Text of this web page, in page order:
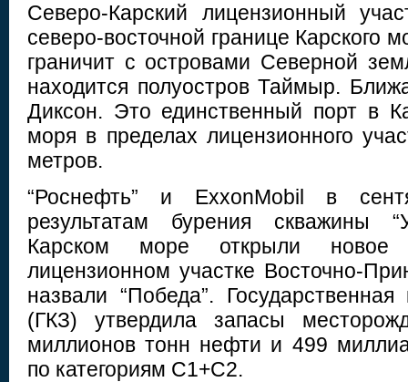
Северо-Карский лицензионный
северо-восточной границе Карского
граничит с островами Северной
находится полуостров Таймыр.
Диксон. Это единственный порт в
моря в пределах лицензионного
метров.
“Роснефть” и ExxonMobil в
результатам бурения скважины
Карском море открыли новое
лицензионном участке Восточно-
назвали “Победа”.
(ГКЗ) утвердила запасы
миллионов тонн нефти и 499
по категориям С1+С2.